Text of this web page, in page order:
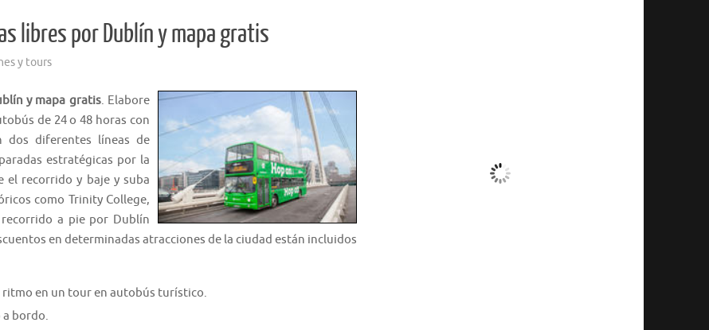
libres por Dublín y mapa gratis
y tours
y mapa gratis. Elabore
de 24 o 48 horas con
dos diferentes líneas de
estratégicas por la
el recorrido y baje y suba
como Trinity College,
recorrido a pie por Dublín
en determinadas atracciones de la ciudad están incluidos
en un tour en autobús turístico.
bordo.
Nubes